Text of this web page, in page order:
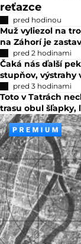
reťazce
pred hodinou
Muž vyliezol na
na Záhorí je
pred 2 hodinami
Čaká nás ďalší
stupňov,
pred 3 hodinami
Toto v Tatrách
trasu obul šľapky,